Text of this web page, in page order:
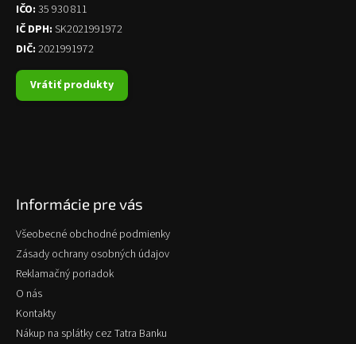
IČO: 35 930 811
IČ DPH: SK2021991972
DIČ: 2021991972
Vrátiť produkty
Informácie pre vás
Všeobecné obchodné podmienky
Zásady ochrany osobných údajov
Reklamačný poriadok
O nás
Kontakty
Nákup na splátky cez Tatra Banku